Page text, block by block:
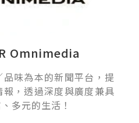
Omnimedia
味為本的新聞平台，提
，透過深度與廣度兼具
多元的生活！